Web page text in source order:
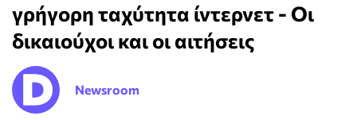
γρήγορη ταχύτητα ίντερνετ - Οι
δικαιούχοι και οι αιτήσεις
Newsroom